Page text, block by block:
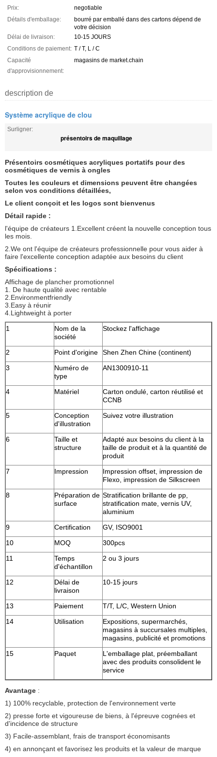
Prix:
negotiable
Détails d'emballage:
bourré par emballé dans des cartons dépend de
votre décision
Délai de livraison:
10-15 JOURS
Conditions de paiement: T / T, L / C
Capacité
d'approvisionnement:
magasins de market.chain
description de
Système acrylique de clou
Surligner:
présentoirs de maquillage
Présentoirs cosmétiques acryliques portatifs pour des
cosmétiques de vernis à ongles
Toutes les couleurs et dimensions peuvent être changées
selon vos conditions détaillées,
Le client conçoit et les logos sont bienvenus
Détail rapide :
l'équipe de créateurs 1.Excellent créent la nouvelle conception tous
les mois.
2.We ont l'équipe de créateurs professionnelle pour vous aider à
faire l'excellente conception adaptée aux besoins du client
Spécifications :
Affichage de plancher promotionnel
1. De haute qualité avec rentable
2.Environmentfriendly
3.Easy à réunir
4.Lightweight à porter
1
Nom de la
société
Stockez l'affichage
2 Point d'origine
Shen Zhen Chine (continent)
3
Numéro de
type
AN1300910-11
4 Matériel
Carton ondulé, carton réutilisé et
CCNB
5
Conception
d'illustration
Suivez votre illustration
6
Taille et
structure
Adapté aux besoins du client à la
taille de produit et à la quantité de
produit
7
Impression
Impression offset, impression de
Flexo, impression de Silkscreen
8
Préparation de
surface
Stratification brillante de pp,
stratification mate, vernis UV,
aluminium
9
Certification
GV, ISO9001
10
MOQ
300pcs
11
Temps
d'échantillon
2 ou 3 jours
12
Délai de
livraison
10-15 jours
13 Paiement
T/T, L/C, Western Union
14
Utilisation
Expositions, supermarchés,
magasins à succursales multiples,
magasins, publicité et promotions
15
Paquet
L'emballage plat, préemballant
avec des produits consolident le
service
Avantage :
1) 100% recyclable, protection de l'environnement verte
2) presse forte et vigoureuse de biens, à l'épreuve cognées et
d'incidence de structure
3) Facile-assemblant, frais de transport économisants
4) en annonçant et favorisez les produits et la valeur de marque